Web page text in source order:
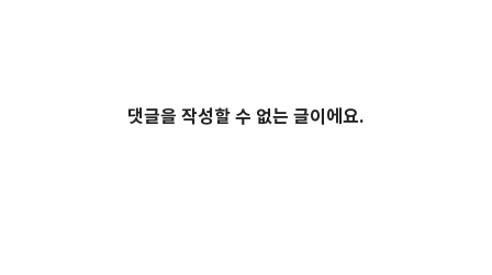
댓글을 작성할 수 없는 글이에요.